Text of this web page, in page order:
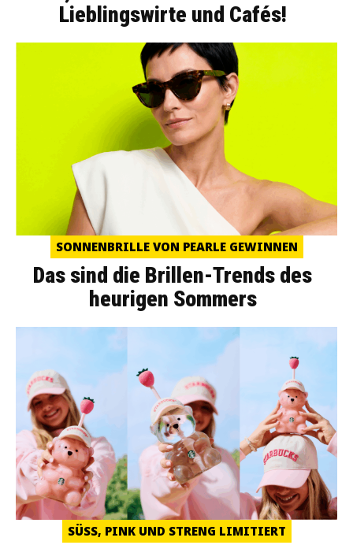
Lieblingswirte und Cafés!
SONNENBRILLE VON PEARLE GEWINNEN
Das sind die Brillen-Trends des
heurigen Sommers
SÜSS, PINK UND STRENG LIMITIERT